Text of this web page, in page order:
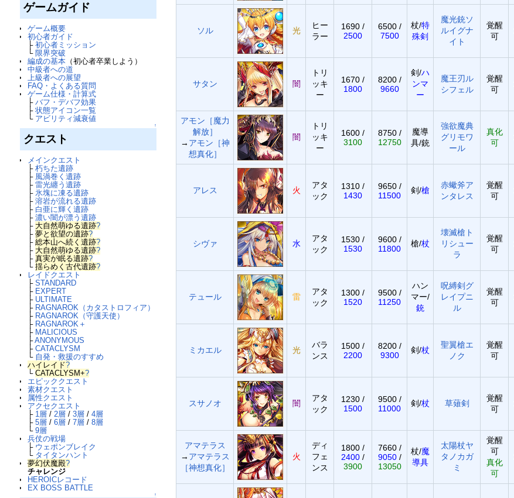
ゲームガイド
ゲーム概要
初心者ガイド
├ 初心者ミッション
└ 限界突破
編成の基本（初心者卒業しよう）
中級者への道
上級者への展望
FAQ・よくある質問
ゲーム仕様・計算式
├ バフ・デバフ効果
├ 状態アイコン一覧
└ アビリティ減衰値
↑
クエスト
メインクエスト
├ 朽ちた遺跡
├ 風渦巻く遺跡
├ 雷光纏う遺跡
├ 氷塊に凍る遺跡
├ 溶岩が流れる遺跡
├ 白亜に輝く遺跡
├ 濃い闇が漂う遺跡
├ 大自然萌ゆる遺跡?
├ 夢と欲望の遺跡?
├ 総本山へ続く遺跡?
├ 大自然萌ゆる遺跡?
├ 真実が眠る遺跡?
└ 揺らめく古代遺跡?
レイドクエスト
├ STANDARD
├ EXPERT
├ ULTIMATE
├ RAGNAROK（カタストロフィア）
├ RAGNAROK（守護天使）
├ RAGNAROK＋
├ MALICIOUS
├ANONYMOUS
├ CATACLYSM
└ 自発・救援のすすめ
ハイレイド?
└ CATACLYSM+?
エピッククエスト
素材クエスト
属性クエスト
アクセクエスト
├ 1層/ 2層/ 3層/ 4層
├ 5層/ 6層/ 7層/ 8層
└ 9層
兵仗の戦場
├ ウェポンブレイク
└ タイタンハント
夢幻伏魔殿?
チャレンジ
HEROICレコード
EX BOSS BATTLE
↑
ソル 光
ヒー
ラー
1690 /
2500
6500 /
7500
杖/特
殊剣
魔光銃ソ
ルイグナ
イト
覚醒
可
サタン 闇
トリ
ッキ
ー
1670 /
1800
8200 /
9660
剣/ハ
ンマ
ー
魔王刃ル
シフェル
覚醒
可
アモン［魔力
解放］
→ アモン［神
想真化］
闇
トリ
ッキ
ー
1600 /
3100
8750 /
12750
魔導
具/銃
強欲魔典
グリモワ
ール
真化
可
アレス 火
アタ
ック
1310 /
1430
9650 /
11500
剣/槍
赤蠍斧ア
ンタレス
覚醒
可
シヴァ 水
アタ
ック
1530 /
1530
9600 /
11800
槍/杖
壊滅槍ト
リシュー
ラ
覚醒
可
テュール 雷
アタ
ック
1300 /
1520
9500 /
11250
ハン
マー/
銃
呪縛剣グ
レイプニ
ル
覚醒
可
ミカエル 光
バラ
ンス
1500 /
2200
8200 /
9300
剣/杖
聖翼槍エ
ノク
覚醒
可
スサノオ 闇
アタ
ック
1230 /
1500
9500 /
11000
剣/杖 草薙剣
覚醒
可
アマテラス
→ アマテラス
［神想真化］
火
ディ
フェ
ンス
1800 /
2400 /
3900
7660 /
9050/
13050
杖/魔
導具
太陽杖ヤ
タノカガ
ミ
覚醒
可
真化
可